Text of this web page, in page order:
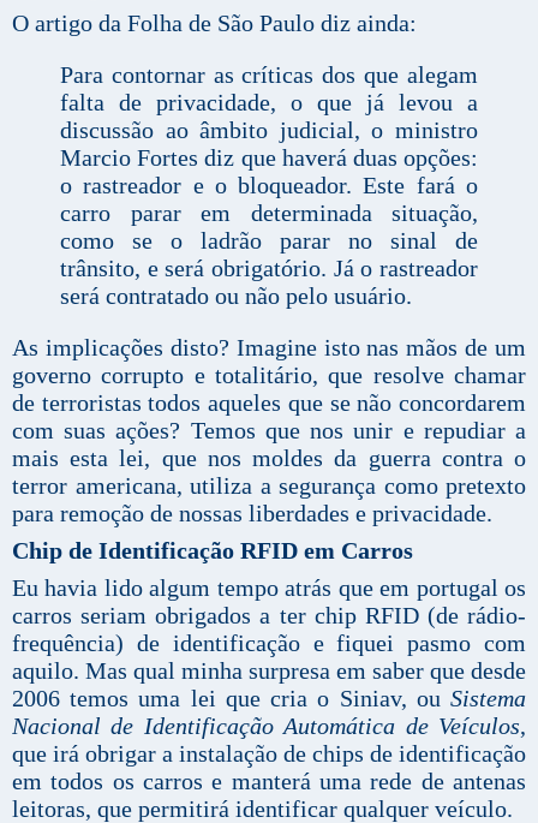
O artigo da Folha de São Paulo diz ainda:
Para contornar as críticas dos que alegam
falta de privacidade, o que já levou a
discussão ao âmbito judicial, o ministro
Marcio Fortes diz que haverá duas opções:
o rastreador e o bloqueador. Este fará o
carro parar em determinada situação,
como se o ladrão parar no sinal de
trânsito, e será obrigatório. Já o rastreador
será contratado ou não pelo usuário.
As implicações disto? Imagine isto nas mãos de um
governo corrupto e totalitário, que resolve chamar
de terroristas todos aqueles que se não concordarem
com suas ações? Temos que nos unir e repudiar a
mais esta lei, que nos moldes da guerra contra o
terror americana, utiliza a segurança como pretexto
para remoção de nossas liberdades e privacidade.
Chip de Identificação RFID em Carros
Eu havia lido algum tempo atrás que em portugal os
carros seriam obrigados a ter chip RFID (de rádio-
frequência) de identificação e fiquei pasmo com
aquilo. Mas qual minha surpresa em saber que desde
2006 temosuma lei que cria o Siniav, ouSistema
Nacional de Identificação Automática de Veículos,
que irá obrigar a instalação de chips de identificação
em todos os carros e manterá uma rede de antenas
leitoras, que permitirá identificar qualquer veículo.